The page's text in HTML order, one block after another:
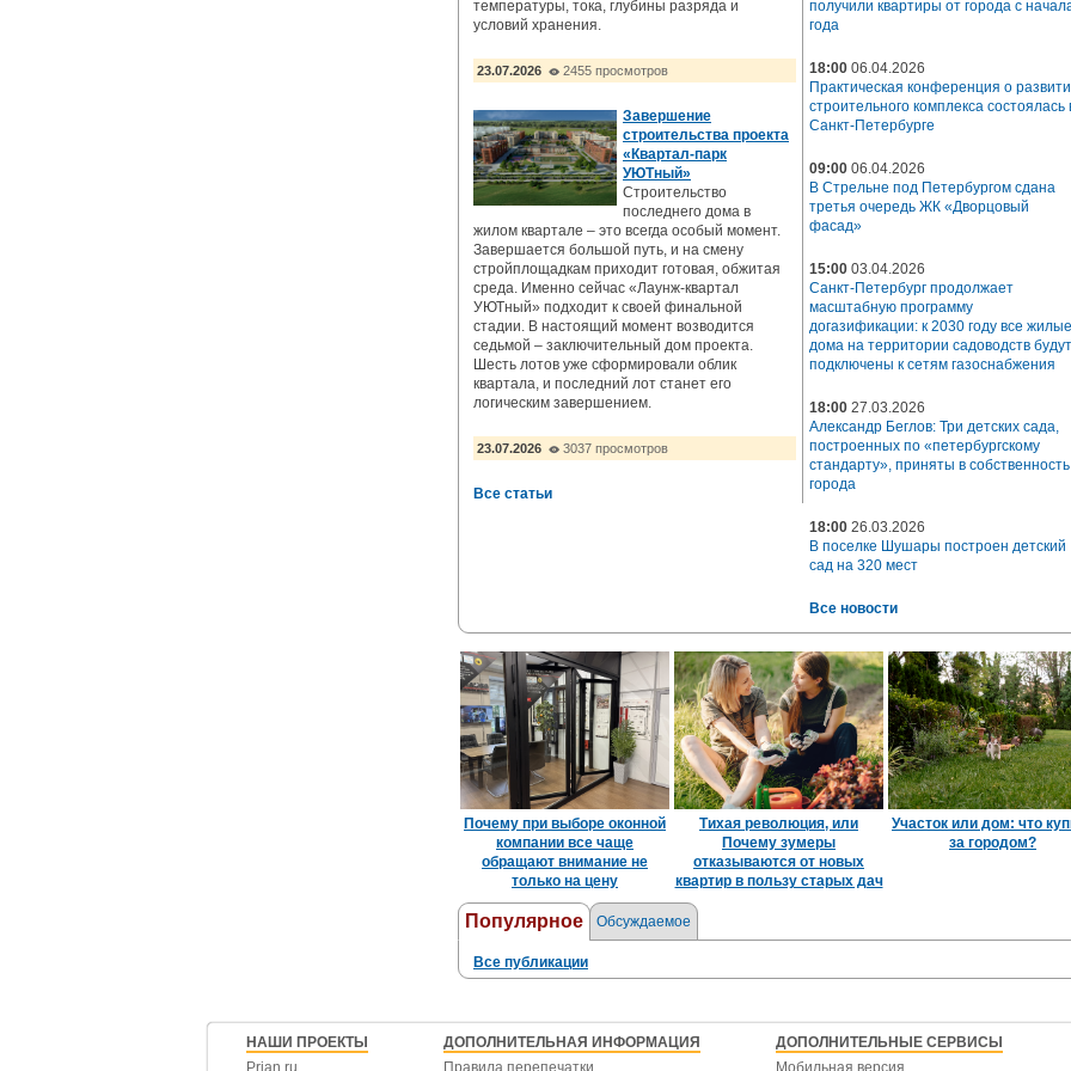
температуры, тока, глубины разряда и
условий хранения.
23.07.2026 2455 просмотров
Завершение
строительства проекта
«Квартал-парк
УЮТный»
Строительство
последнего дома в
жилом квартале – это всегда особый момент.
Завершается большой путь, и на смену
стройплощадкам приходит готовая, обжитая
среда. Именно сейчас «Лаунж-квартал
УЮТный» подходит к своей финальной
стадии. В настоящий момент возводится
седьмой – заключительный дом проекта.
Шесть лотов уже сформировали облик
квартала, и последний лот станет его
логическим завершением.
23.07.2026 3037 просмотров
Все статьи
получили квартиры от города с
года
18:00 06.04.2026
Практическая конференция о
строительного комплекса состоялась
Санкт-Петербурге
09:00 06.04.2026
В Стрельне под Петербургом сдана
третья очередь ЖК «Дворцовый
фасад»
15:00 03.04.2026
Санкт-Петербург продолжает
масштабную программу
догазификации: к 2030 году все жилые
дома на территории садоводств будут
подключены к сетям газоснабжения
18:00 27.03.2026
Александр Беглов: Три детских сада,
построенных по «петербургскому
стандарту», приняты в собственность
города
18:00 26.03.2026
В поселке Шушары построен детский
сад на 320 мест
Все новости
Почему при выборе оконной
компании все чаще
обращают внимание не
только на цену
Тихая революция, или
Почему зумеры
отказываются от новых
квартир в пользу старых дач
Участок или дом: что
за городом?
Популярное Обсуждаемое
Все публикации
НАШИ ПРОЕКТЫ
Prian.ru
ДОПОЛНИТЕЛЬНАЯ ИНФОРМАЦИЯ
Правила перепечатки
ДОПОЛНИТЕЛЬНЫЕ СЕРВИСЫ
Мобильная версия